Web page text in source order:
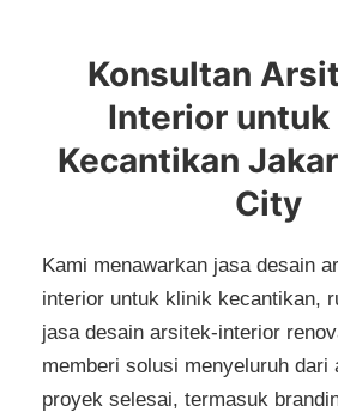
Konsultan
Interior
Kecantikan
City
Kami menawarkan jasa desain
interior untuk klinik kecantikan,
jasa desain arsitek-interior
memberi solusi menyeluruh dari
proyek selesai, termasuk